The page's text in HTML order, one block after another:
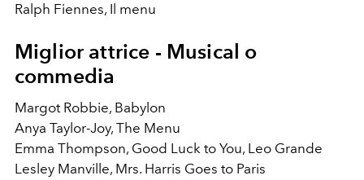
Ralph Fiennes, Il menu
Miglior attrice - Musical o
commedia
Margot Robbie, Babylon
Anya Taylor-Joy, The Menu
Emma Thompson, Good Luck to You, Leo Grande
Lesley Manville, Mrs. Harris Goes to Paris